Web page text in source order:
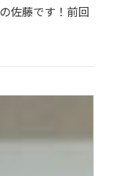
佐藤です！前回